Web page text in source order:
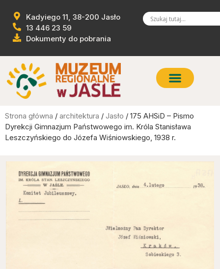
Kadyiego 11, 38-200 Jasło
13 446 23 59
Dokumenty do pobrania
Strona główna / architektura / Jasło / 175 AHSiD – Pismo
Dyrekcji Gimnazjum Państwowego im. Króla Stanisława
Leszczyńskiego do Józefa Wiśniowskiego, 1938 r.